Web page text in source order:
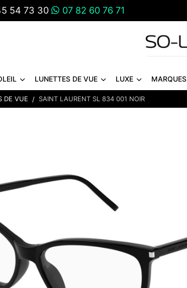
54 73 30 07 82 60 76 71
LUNETTES DE VUE LUXE MARQUES
DE VUE SAINT LAURENT SL 834 001 NOIR